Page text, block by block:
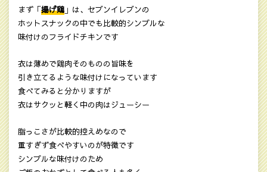
まず「揚げ鶏 」は、セブンイレブンの
ホットスナックの中でも比較的シンプルな
味付けのフライドチキンです
衣は薄めで鶏肉そのものの旨味を
引き立てるような味付けになっています
食べてみると分かりますが
衣はサクッと軽く中の肉はジューシー
脂っこさが比較的控えめなので
重すぎず食べやすいのが特徴です
シンプルな味付けのため